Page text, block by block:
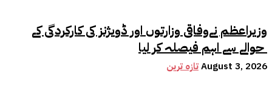
وزیراعظم نےوفاقی وزارتوں اور ڈویژنز کی کارکردگی کے
حوالے سے اہم فیصلہ کر لیا
تازہ ترینAugust 3, 2026